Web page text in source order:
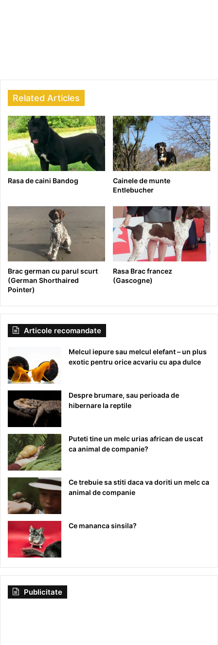
Related Articles
Rasa de caini Bandog
Cainele de munte
Entlebucher
Brac german cu parul scurt
(German Shorthaired
Pointer)
Rasa Brac francez
(Gascogne)
Articole recomandate
Melcul iepure sau melcul elefant – un plus
exotic pentru orice acvariu cu apa dulce
Despre brumare, sau perioada de
hibernare la reptile
Puteti tine un melc urias african de uscat
ca animal de companie?
Ce trebuie sa stiti daca va doriti un melc ca
animal de companie
Ce mananca sinsila?
Publicitate